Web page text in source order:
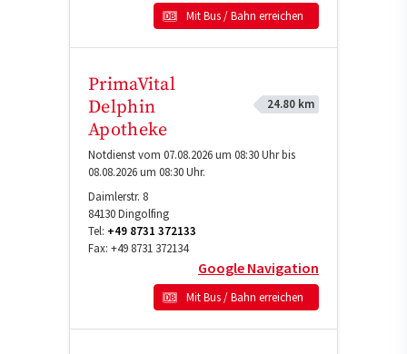
Mit Bus / Bahn erreichen
PrimaVital
Delphin
Apotheke
24.80 km
Notdienst vom 07.08.2026 um 08:30 Uhr bis
08.08.2026 um 08:30 Uhr.
Daimlerstr. 8
84130Dingolfing
Tel: +49 8731 372133
Fax: +49 8731 372134
Google Navigation
Mit Bus / Bahn erreichen